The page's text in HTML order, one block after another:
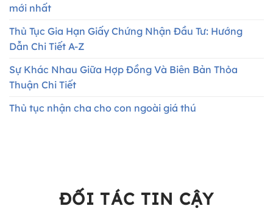
mới nhất
Thủ Tục Gia Hạn Giấy Chứng Nhận Đầu Tư: Hướng
Dẫn Chi Tiết A-Z
Sự Khác Nhau Giữa Hợp Đồng Và Biên Bản Thỏa
Thuận Chi Tiết
Thủ tục nhận cha cho con ngoài giá thú
ĐỐI TÁC TIN CẬY